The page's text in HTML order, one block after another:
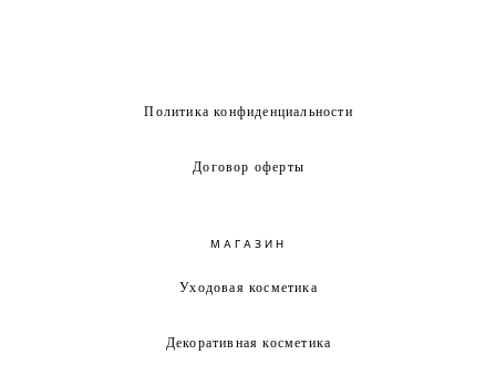
Политика конфиденциальности
Договор оферты
МАГАЗИН
Уходовая косметика
Декоративная косметика